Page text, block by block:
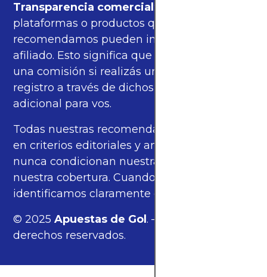
Transparencia comercial: algunas de las
plataformas o productos que
recomendamos pueden incluir enlaces de
afiliado. Esto significa que podríamos recibir
una comisión si realizás una compra o
registro a través de dichos enlaces, sin costo
adicional para vos.
Todas nuestras recomendaciones se basan
en criterios editoriales y análisis propios, y
nunca condicionan nuestras opiniones ni
nuestra cobertura. Cuando corresponde,
identificamos claramente estos enlaces.
© 2025Apuestas de Gol. — Todos los
derechos reservados.